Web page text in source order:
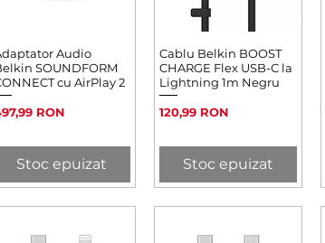
Afișare rapidă
Audio
SOUNDFORM
cu AirPlay 2
RON
Stoc epuizat
Afișare rapidă
Cablu Belkin BOOST
CHARGE Flex USB-C la
Lightning 1m Negru
Preț
120,99 RON
Stoc epuizat